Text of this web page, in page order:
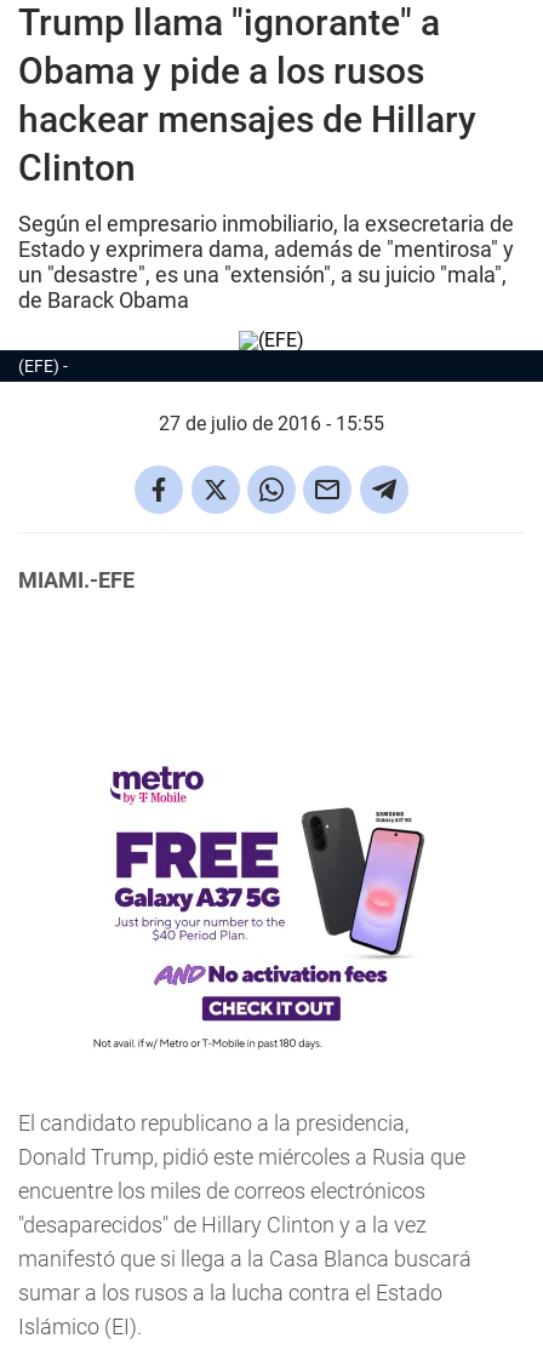
Trump llama "ignorante" a
Obama y pide a los rusos
hackear mensajes de Hillary
Clinton
Según el empresario inmobiliario, la exsecretaria de
Estado y exprimera dama, además de "mentirosa" y
un "desastre", es una "extensión", a su juicio "mala",
de Barack Obama
(EFE)
27 de julio de 2016 - 15:55
MIAMI.-EFE
El candidato republicano a la presidencia,
Donald Trump, pidió este miércoles a Rusia que
encuentre los miles de correos electrónicos
"desaparecidos" de Hillary Clinton y a la vez
manifestó que si llega a la Casa Blanca buscará
sumar a los rusos a la lucha contra el Estado
Islámico (EI).